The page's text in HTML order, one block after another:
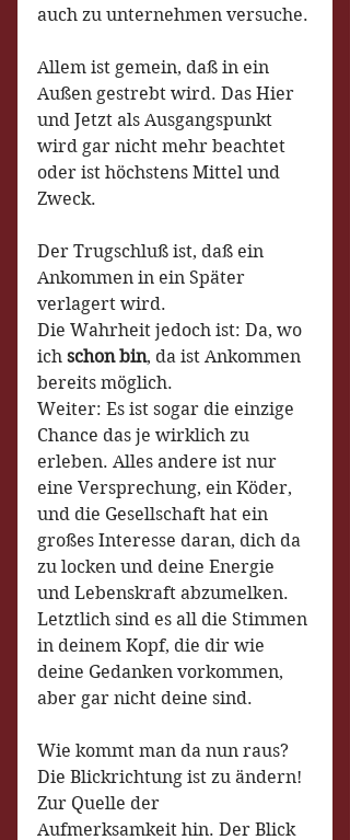
auch zu unternehmen versuche.
Allem ist gemein, daß in ein
Außen gestrebt wird. Das Hier
und Jetzt als Ausgangspunkt
wird gar nicht mehr beachtet
oder ist höchstens Mittel und
Zweck.
Der Trugschluß ist, daß ein
Ankommen in ein Später
verlagert wird.
Die Wahrheit jedoch ist: Da, wo
ich schon bin, da ist Ankommen
bereits möglich.
Weiter: Es ist sogar die einzige
Chance das je wirklich zu
erleben. Alles andere ist nur
eine Versprechung, ein Köder,
und die Gesellschaft hat ein
großes Interesse daran, dich da
zu locken und deine Energie
und Lebenskraft abzumelken.
Letztlich sind es all die Stimmen
in deinem Kopf, die dir wie
deine Gedanken vorkommen,
aber gar nicht deine sind.
Wie kommt man da nun raus?
Die Blickrichtung ist zu ändern!
Zur Quelle der
Aufmerksamkeit hin. Der Blick